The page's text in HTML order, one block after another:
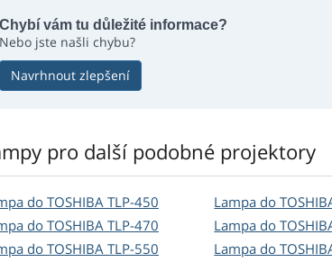
Chybí vám tu důležité informace?
Nebo jste našli chybu?
Navrhnout zlepšení
pro další podobné projektory
do TOSHIBA TLP-450
do TOSHIBA TLP-470
do TOSHIBA TLP-550
Lampa do
Lampa do
Lampa do